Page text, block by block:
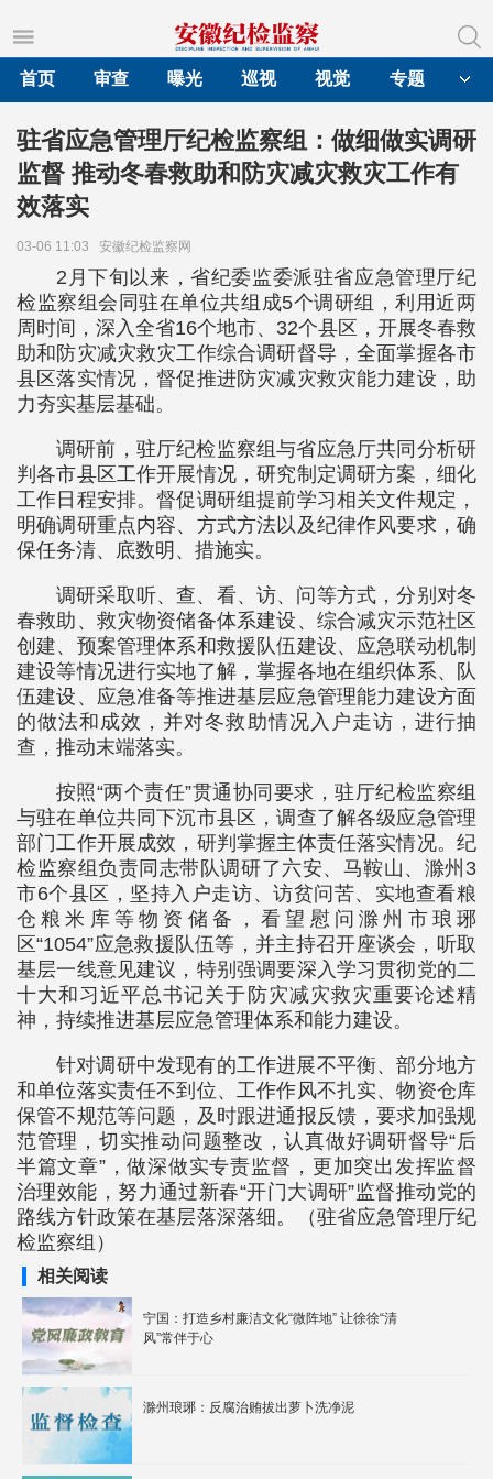
首页
审查 曝光 巡视 视觉 专题
驻省应急管理厅纪检监察组：做细做实调研
监督 推动冬春救助和防灾减灾救灾工作有
效落实
03-06 11:03 安徽纪检监察网
2月下旬以来，省纪委监委派驻省应急管理厅纪
检监察组会同驻在单位共组成5个调研组，利用近两
周时间，深入全省16个地市、32个县区，开展冬春救
助和防灾减灾救灾工作综合调研督导，全面掌握各市
县区落实情况，督促推进防灾减灾救灾能力建设，助
力夯实基层基础。
调研前，驻厅纪检监察组与省应急厅共同分析研
判各市县区工作开展情况，研究制定调研方案，细化
工作日程安排。督促调研组提前学习相关文件规定，
明确调研重点内容、方式方法以及纪律作风要求，确
保任务清、底数明、措施实。
调研采取听、查、看、访、问等方式，分别对冬
春救助、救灾物资储备体系建设、综合减灾示范社区
创建、预案管理体系和救援队伍建设、应急联动机制
建设等情况进行实地了解，掌握各地在组织体系、队
伍建设、应急准备等推进基层应急管理能力建设方面
的做法和成效，并对冬救助情况入户走访，进行抽
查，推动末端落实。
按照“两个责任”贯通协同要求，驻厅纪检监察组
与驻在单位共同下沉市县区，调查了解各级应急管理
部门工作开展成效，研判掌握主体责任落实情况。纪
检监察组负责同志带队调研了六安、马鞍山、滁州3
市6个县区，坚持入户走访、访贫问苦、实地查看粮
仓粮米库等物资储备，看望慰问滁州市琅琊
区“1054”应急救援队伍等，并主持召开座谈会，听取
基层一线意见建议，特别强调要深入学习贯彻党的二
十大和习近平总书记关于防灾减灾救灾重要论述精
神，持续推进基层应急管理体系和能力建设。
针对调研中发现有的工作进展不平衡、部分地方
和单位落实责任不到位、工作作风不扎实、物资仓库
保管不规范等问题，及时跟进通报反馈，要求加强规
范管理，切实推动问题整改，认真做好调研督导“后
半篇文章”，做深做实专责监督，更加突出发挥监督
治理效能，努力通过新春“开门大调研”监督推动党的
路线方针政策在基层落深落细。（驻省应急管理厅纪
检监察组）
相关阅读
宁国：打造乡村廉洁文化“微阵地” 让徐徐“清
风”常伴于心
滁州琅琊：反腐治贿拔出萝卜洗净泥